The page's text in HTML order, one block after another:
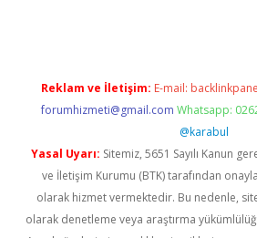
Reklam ve İletişim: E-mail:
forumhizmeti@gmail.com Whatsapp:
@karabul
Yasal Uyarı: Sitemiz, 5651 Sayılı Kanun
ve İletişim Kurumu (BTK) tarafından
olarak hizmet vermektedir. Bu nedenle,
olarak denetleme veya araştırma